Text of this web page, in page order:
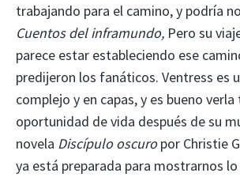
trabajando para el camino, y podría
Cuentos del inframundo, Pero su
parece estar estableciendo ese
predijeron los fanáticos. Ventress es
complejo y en capas, y es bueno
oportunidad de vida después de su
novela Discípulo oscuropor Christie
ya está preparada para mostrarnos